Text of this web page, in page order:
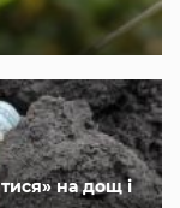
на дощ і